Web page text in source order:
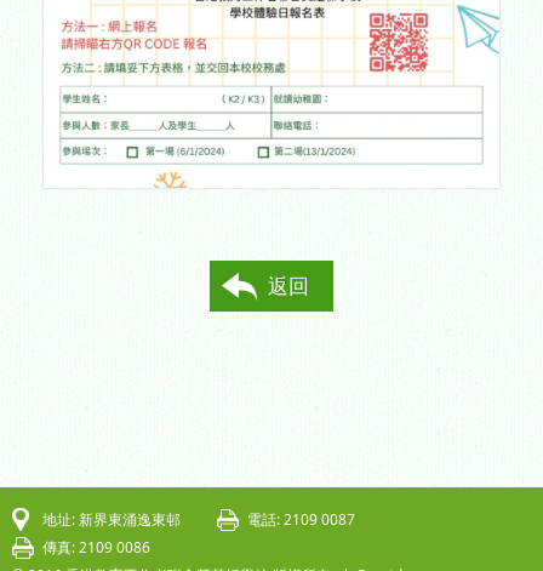
返回
地址: 新界東涌逸東邨
電話: 2109 0087
傳真: 2109 0086